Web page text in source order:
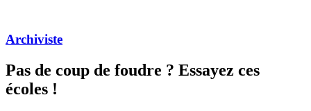
Archiviste
Pas de coup de foudre ? Essayez ces
écoles !